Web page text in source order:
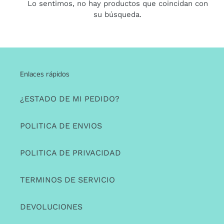
n
Lo sentimos, no hay productos que coincidan con
su búsqueda.
Enlaces rápidos
¿ESTADO DE MI PEDIDO?
POLITICA DE ENVIOS
POLITICA DE PRIVACIDAD
TERMINOS DE SERVICIO
DEVOLUCIONES